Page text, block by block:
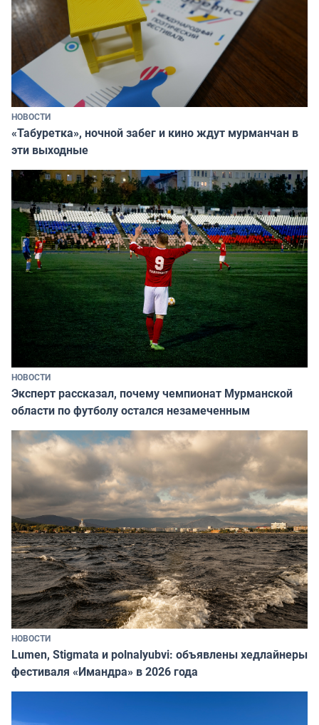
НОВОСТИ
«Табуретка», ночной забег и кино ждут мурманчан в
эти выходные
НОВОСТИ
Эксперт рассказал, почему чемпионат Мурманской
области по футболу остался незамеченным
НОВОСТИ
Lumen, Stigmata и polnalyubvi: объявлены хедлайнеры
фестиваля «Имандра» в 2026 года